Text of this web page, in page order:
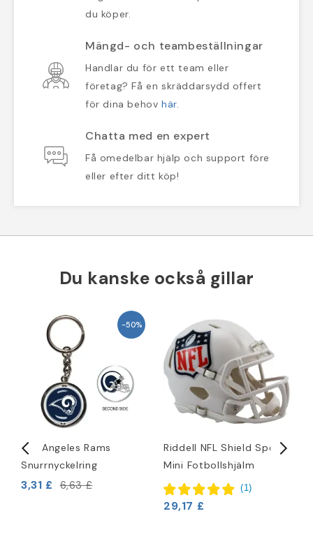
du köper.
Mängd- och teambeställningar
Handlar du för ett team eller
företag? Få en skräddarsydd offert
för dina behov här.
Chatta med en expert
Få omedelbar hjälp och support före
eller efter ditt köp!
Du kanske också gillar
−50%
Los Angeles Rams
Snurrnyckelring
3,31 £ 6,63 £
Riddell NFL Shield Speed
Mini Fotbollshjälm
(1)
29,17 £